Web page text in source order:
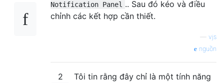
Notification Panel .. Sau đó kéo và điều
chỉnh các kết hợp cần thiết.
vjs
nguồn
2
Tôi tin rằng đây chỉ là một tính năng